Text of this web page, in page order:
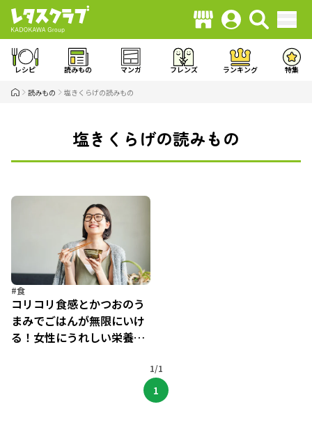
レシピ 読みもの マンガ フレンズ ランキング 特集
読みもの 塩きくらげの読みもの
塩きくらげの読みもの
#食
コリコリ食感とかつおのう
まみでごはんが無限にいけ
る！女性にうれしい栄養素
1/1
1